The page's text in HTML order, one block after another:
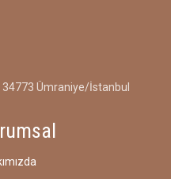
Ümraniye/İstanbul